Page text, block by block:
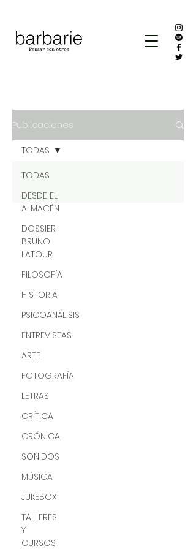
Publicaciones
TODAS
DESDE EL
ALMACÉN
DOSSIER
BRUNO
LATOUR
FILOSOFÍA
HISTORIA
PSICOANÁLISIS
ENTREVISTAS
ARTE
FOTOGRAFÍA
LETRAS
CRÍTICA
CRÓNICA
SONIDOS
MÚSICA
JUKEBOX
TALLERES
Y
CURSOS
TODAS